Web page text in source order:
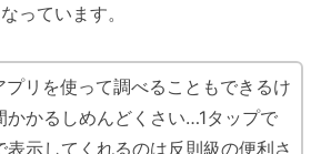
っています。
プリを使って調べることもできるけ
かかるしめんどくさい…1タップで
表示してくれるのは反則級の便利さ